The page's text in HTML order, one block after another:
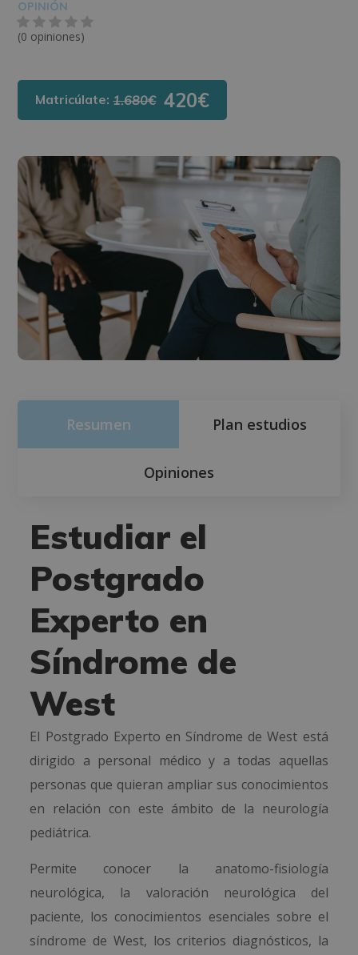
OPINIÓN
(0 opiniones)
Matricúlate:1.680€ 420€
Resumen Plan estudios
Opiniones
Estudiar el
Postgrado
Experto en
Síndrome de
West
El Postgrado Experto en Síndrome de West está
dirigido a personal médico y a todas aquellas
personas que quieran ampliar sus conocimientos
en relación con este ámbito de la neurología
pediátrica.
Permite conocer la anatomo-fisiología
neurológica, la valoración neurológica del
paciente, los conocimientos esenciales sobre el
síndrome de West, los criterios diagnósticos, la